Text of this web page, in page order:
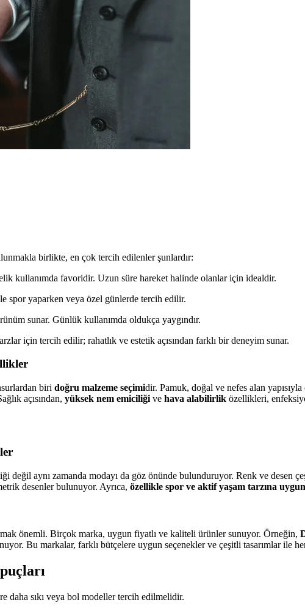
birlikte, en çok tercih edilenler şunlardır:
kullanımda favoridir. Uzun süre hareket halinde olanlar için idealdir.
spor yaparken veya özel günlerde tercih edilir.
sunar. Günlük kullanımda oldukça yaygındır.
için tercih edilir; rahatlık ve estetik açısından farklı bir deneyim sunar.
biri doğru malzeme seçimidir. Pamuk, doğal ve nefes alan
açısından, yüksek nem emiciliği ve hava alabilirlik özellikleri,
değil aynı zamanda modayı da göz önünde bulunduruyor. Renk ve desen
desenler bulunuyor. Ayrıca, özellikle spor ve aktif yaşam tarzına uygun
önemli. Birçok marka, uygun fiyatlı ve kaliteli ürünler sunuyor. Örneğin,
Bu markalar, farklı bütçelere uygun seçenekler ve çeşitli tasarımlar ile
daha sıkı veya bol modeller tercih edilmelidir.